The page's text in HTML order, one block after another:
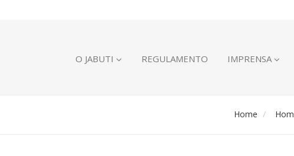
O JABUTI REGULAMENTO IMPRENSA
Home